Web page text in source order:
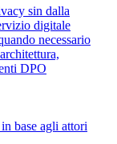
sin dalla
digitale
necessario
DPO
base agli attori